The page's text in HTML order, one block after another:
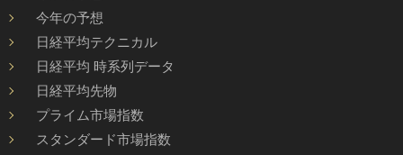
今年の予想
日経平均テクニカル
日経平均 時系列データ
日経平均先物
プライム市場指数
スタンダード市場指数